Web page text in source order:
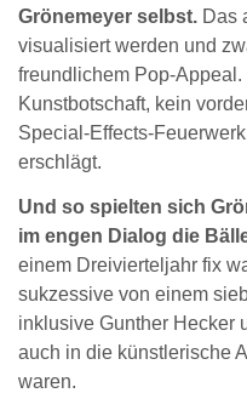
Grönemeyer selbst. Das
visualisiert werden und
freundlichem Pop-
Kunstbotschaft, kein
Special-Effects-
erschlägt.
Und so spielten sich
im engen Dialog die
einem Dreivierteljahr fix
sukzessive von einem
inklusive Gunther Hecker
auch in die künstlerische
waren.